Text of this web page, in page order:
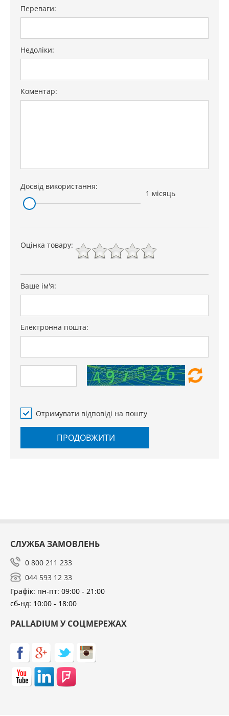
Переваги:
Недоліки:
Коментар:
Досвід використання:
1 місяць
Оцінка товару:
Ваше ім'я:
Електронна пошта:
Отримувати відповіді на пошту
ПРОДОВЖИТИ
СЛУЖБА ЗАМОВЛЕНЬ
0 800 211 233
044 593 12 33
Графік: пн-пт: 09:00 - 21:00
сб-нд: 10:00 - 18:00
PALLADIUM У СОЦМЕРЕЖАХ